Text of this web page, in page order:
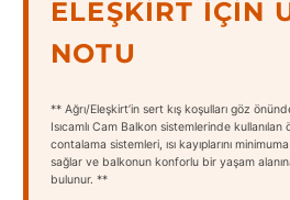
ELEŞKIRT İÇIN
NOTU
** Ağrı/Eleşkirt’in sert kış koşulları göz
Isıcamlı Cam Balkon sistemlerinde
contalama sistemleri, ısı kayıplarını
sağlar ve balkonun konforlu bir yaşam
bulunur. **
Tüm
Adana
Adıyaman